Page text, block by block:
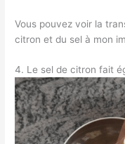
Vous pouvez voir la
citron et du sel à mon
4. Le sel de citron fait